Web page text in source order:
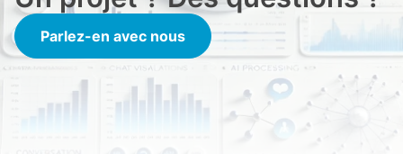
Parlez-en avec nous